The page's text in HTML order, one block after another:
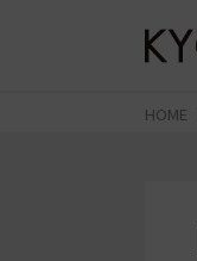
HOME